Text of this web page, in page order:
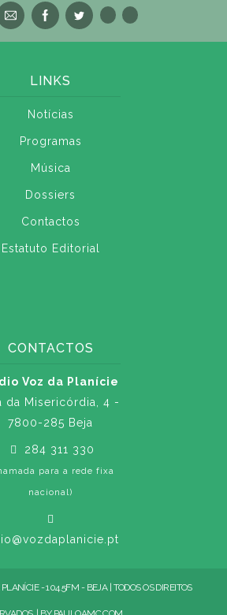
LINKS
Notícias
Programas
Música
Dossiers
Contactos
Estatuto Editorial
CONTACTOS
Voz da Planície
da Misericórdia, 4 -
7800-285 Beja
284 311 330
para a rede fixa
nacional)
- 104.5FM - BEJA | TODOS OS DIREITOS